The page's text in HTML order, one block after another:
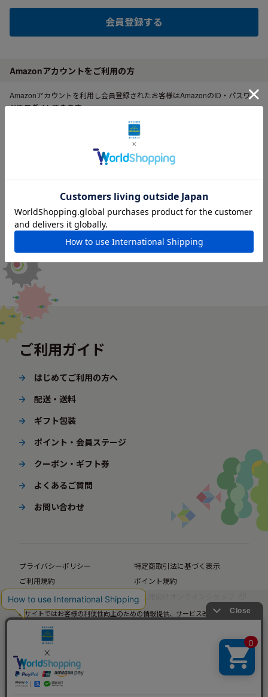
会員登録する
Amazonアカウントをご利用の方
Amazonアカウントを利用し会員登録されたお客様はAmazonのID・パスワー
ドでログインできます。
ご利用ガイド
はじめてご利用の方へ
配送・送料
ギフト包装
ポイント・会員ステージ
クーポン・ギフト券
よくあるご質問
お問い合わせ
プライバシーポリシー
特定商取引法に基づく表示
ご利用規約
ポイント規約
企業サイト
法人様向けオンラインショップ
当サイトではお客様の利便性向上のための情報提供、サービス改善のための分
当サイトの閲覧を継続された場合、Cookieの使用にご同意いただいたものとみ
なします。
詳細については